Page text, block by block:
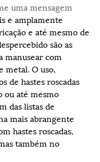
uma mensagem
e amplamente
e até mesmo de
são as
manusear com
metal. O uso,
de hastes roscadas
ou até mesmo
das listas de
mais abrangente
hastes roscadas,
também no